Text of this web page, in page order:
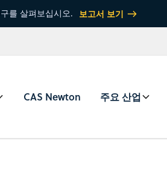
를 살펴보십시오. 보고서 보기
CAS Newton 주요 산업